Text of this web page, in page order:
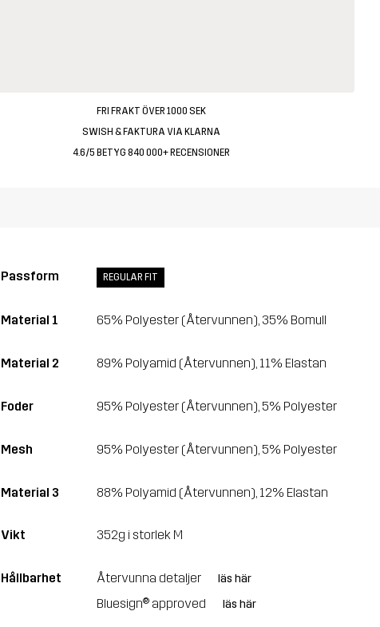
FRI FRAKT ÖVER 1000 SEK
SWISH & FAKTURA VIA KLARNA
4.6/5 BETYG 840 000+ RECENSIONER
Passform REGULAR FIT
Material 1 65% Polyester (Återvunnen), 35% Bomull
Material 2 89% Polyamid (Återvunnen), 11% Elastan
Foder 95% Polyester (Återvunnen), 5% Polyester
Mesh 95% Polyester (Återvunnen), 5% Polyester
Material 3 88% Polyamid (Återvunnen), 12% Elastan
Vikt 352g i storlek M
Hållbarhet Återvunna detaljer läs här
Bluesign® approved läs här